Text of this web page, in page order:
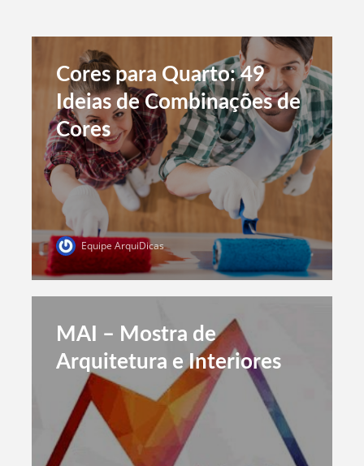
Cores para Quarto: 49
Ideias de Combinações de
Cores
Equipe ArquiDicas
MAI – Mostra de
Arquitetura e Interiores